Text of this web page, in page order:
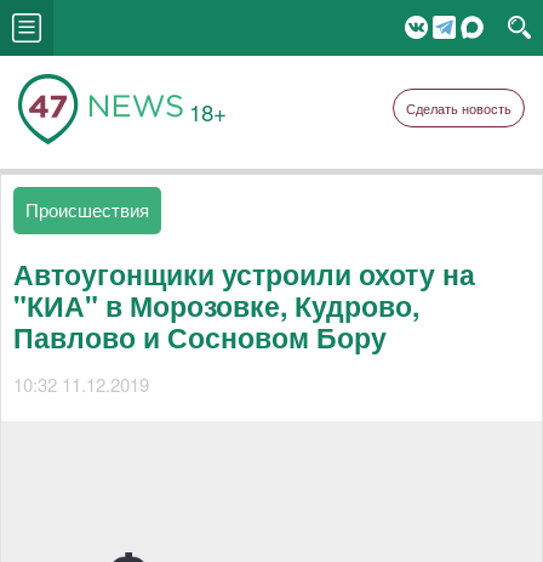
18+ Сделать новость
Происшествия
Автоугонщики устроили охоту на
"КИА" в Морозовке, Кудрово,
Павлово и Сосновом Бору
10:32 11.12.2019